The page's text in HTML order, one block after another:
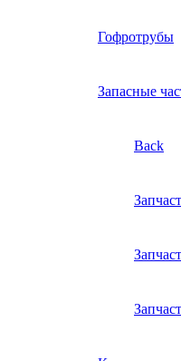
Гофротрубы
Запасные
Back